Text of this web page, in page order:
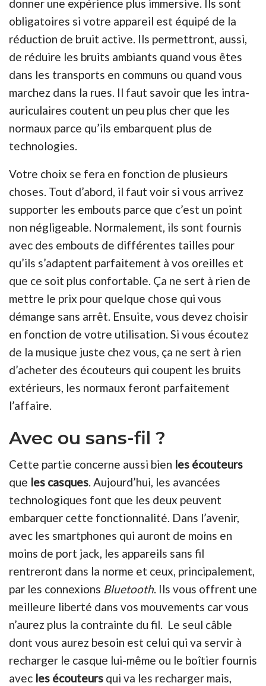
donner une expérience plus immersive. Ils sont
obligatoires si votre appareil est équipé de la
réduction de bruit active. Ils permettront, aussi,
de réduire les bruits ambiants quand vous êtes
dans les transports en communs ou quand vous
marchez dans la rues. Il faut savoir que les intra-
auriculaires coutent un peu plus cher que les
normaux parce qu’ils embarquent plus de
technologies.
Votre choix se fera en fonction de plusieurs
choses. Tout d’abord, il faut voir si vous arrivez
supporter les embouts parce que c’est un point
non négligeable. Normalement, ils sont fournis
avec des embouts de différentes tailles pour
qu’ils s’adaptent parfaitement à vos oreilles et
que ce soit plus confortable. Ça ne sert à rien de
mettre le prix pour quelque chose qui vous
démange sans arrêt. Ensuite, vous devez choisir
en fonction de votre utilisation. Si vous écoutez
de la musique juste chez vous, ça ne sert à rien
d’acheter des écouteurs qui coupent les bruits
extérieurs, les normaux feront parfaitement
l’affaire.
Avec ou sans-fil ?
Cette partie concerne aussi bien les écouteurs
que les casques. Aujourd’hui, les avancées
technologiques font que les deux peuvent
embarquer cette fonctionnalité. Dans l’avenir,
avec les smartphones qui auront de moins en
moins de port jack, les appareils sans fil
rentreront dans la norme et ceux, principalement,
par les connexions Bluetooth. Ils vous offrent une
meilleure liberté dans vos mouvements car vous
n’aurez plus la contrainte du fil. Le seul câble
dont vous aurez besoin est celui qui va servir à
recharger le casque lui-même ou le boîtier fournis
avec les écouteurs qui va les recharger mais,